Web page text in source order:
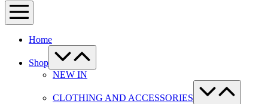
Menü-
Schalter
Home
Shop
Menü-
Schalter
NEW IN
CLOTHING AND ACCESSORIES
Menü-
Schalter